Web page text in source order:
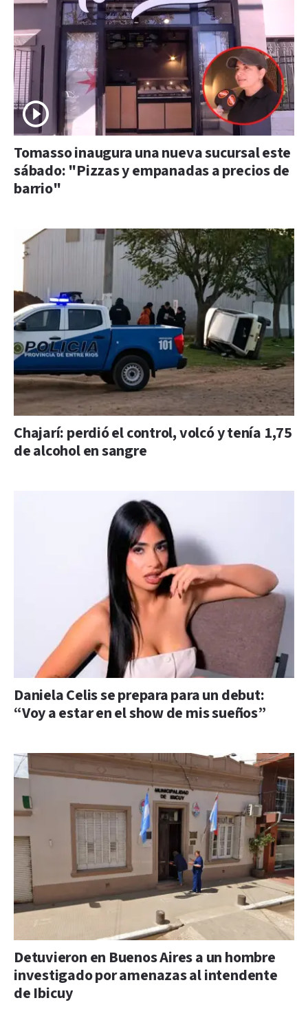
Tomasso inaugura una nueva sucursal este
sábado: "Pizzas y empanadas a precios de
barrio"
Chajarí: perdió el control, volcó y tenía 1,75
de alcohol en sangre
Daniela Celis se prepara para un debut:
“Voy a estar en el show de mis sueños”
Detuvieron en Buenos Aires a un hombre
investigado por amenazas al intendente
de Ibicuy